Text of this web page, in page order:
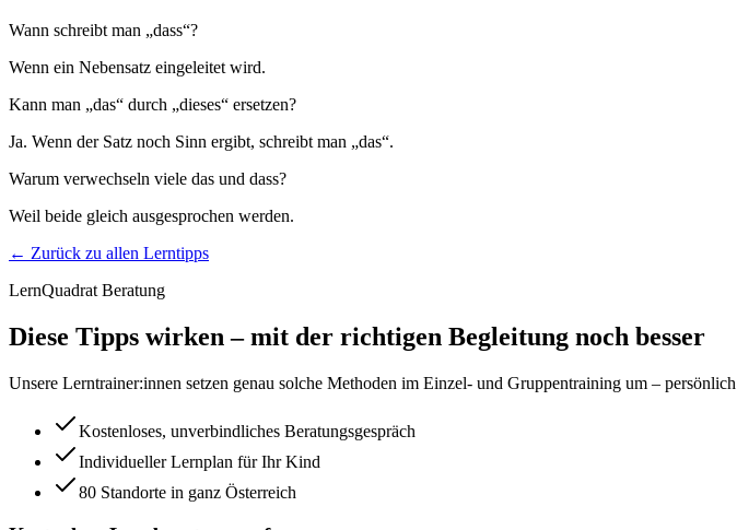
Wann schreibt man „dass“?
Wenn ein Nebensatz eingeleitet wird.
Kann man „das“ durch „dieses“ ersetzen?
Ja. Wenn der Satz noch Sinn ergibt, schreibt man „das“.
Warum verwechseln viele das und dass?
Weil beide gleich ausgesprochen werden.
← Zurück zu allen Lerntipps
LernQuadrat Beratung
Diese Tipps wirken – mit der richtigen Begleitung noch besser
Unsere Lerntrainer:innen setzen genau solche Methoden im Einzel- und Gruppentraining um –
Kostenloses, unverbindliches Beratungsgespräch
Individueller Lernplan für Ihr Kind
80 Standorte in ganz Österreich